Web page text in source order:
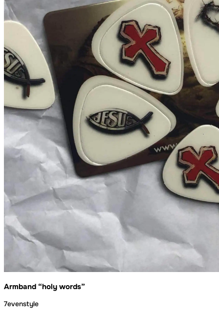
Armband “holy words”
7evenstyle